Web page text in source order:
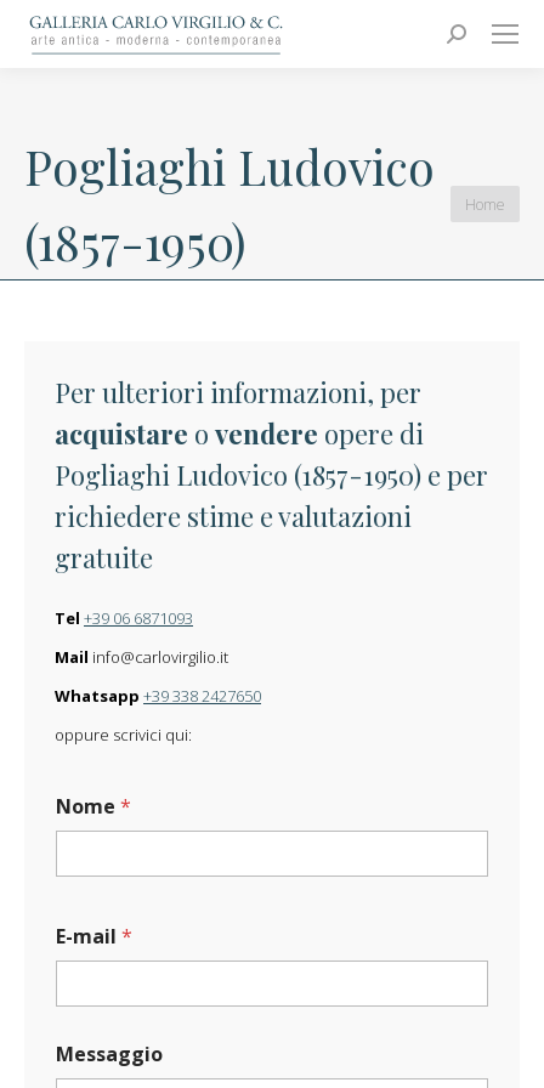
Search:
Carlo Virgilio & C.
Arte moderna e contemporanea
Pogliaghi Ludovico
(1857-1950)
You are
here:
Home
Per ulteriori informazioni, per
acquistare o vendere opere di
Pogliaghi Ludovico (1857-1950) e per
richiedere stime e valutazioni
gratuite
Tel +39 06 6871093
Mail info@carlovirgilio.it
Whatsapp +39 338 2427650
oppure scrivici qui:
Nome *
p
e
a
-
m
E-mail *
Messaggio